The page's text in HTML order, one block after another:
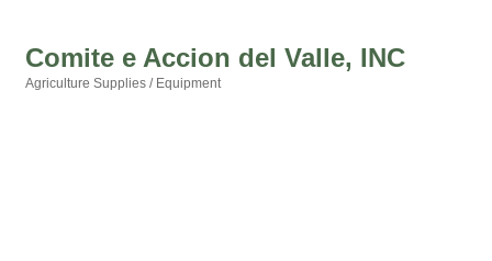
Comite e Accion del Valle, INC
Agriculture Supplies / Equipment